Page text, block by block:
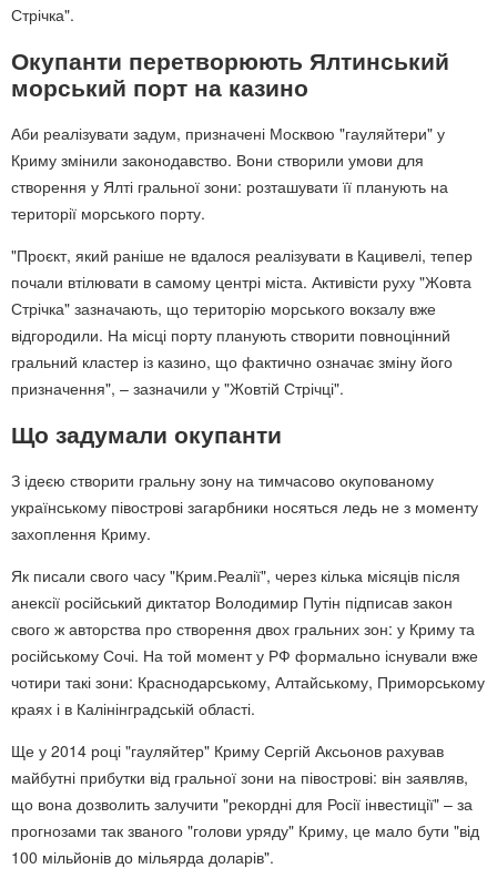
Стрічка".
Окупанти перетворюють Ялтинський
морський порт на казино
Аби реалізувати задум, призначені Москвою "гауляйтери" у
Криму змінили законодавство. Вони створили умови для
створення у Ялті гральної зони: розташувати її планують на
території морського порту.
"Проєкт, який раніше не вдалося реалізувати в Кацивелі, тепер
почали втілювати в самому центрі міста. Активісти руху "Жовта
Стрічка" зазначають, що територію морського вокзалу вже
відгородили. На місці порту планують створити повноцінний
гральний кластер із казино, що фактично означає зміну його
призначення", – зазначили у "Жовтій Стрічці".
Що задумали окупанти
З ідеєю створити гральну зону на тимчасово окупованому
українському півострові загарбники носяться ледь не з моменту
захоплення Криму.
Як писали свого часу "Крим.Реалії", через кілька місяців після
анексії російський диктатор Володимир Путін підписав закон
свого ж авторства про створення двох гральних зон: у Криму та
російському Сочі. На той момент у РФ формально існували вже
чотири такі зони: Краснодарському, Алтайському, Приморському
краях і в Калінінградській області.
Ще у 2014 році "гауляйтер" Криму Сергій Аксьонов рахував
майбутні прибутки від гральної зони на півострові: він заявляв,
що вона дозволить залучити "рекордні для Росії інвестиції" – за
прогнозами так званого "голови уряду" Криму, це мало бути "від
100 мільйонів до мільярда доларів".